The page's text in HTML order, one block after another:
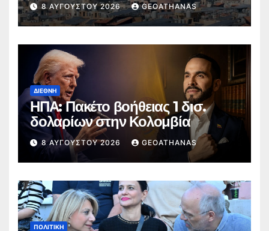
8 ΑΥΓΟΎΣΤΟΥ 2026 GEOATHANAS
ΔΙΕΘΝΉ
ΗΠΑ: Πακέτο βοήθειας 1 δισ.
δολαρίων στην Κολομβία
8 ΑΥΓΟΎΣΤΟΥ 2026 GEOATHANAS
ΠΟΛΙΤΙΚΉ